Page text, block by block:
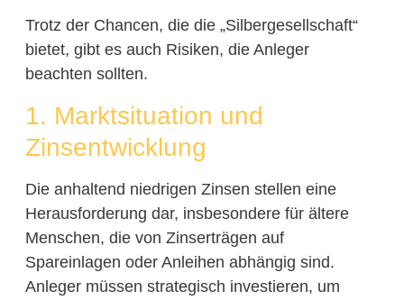
Trotz der Chancen, die die „Silbergesellschaft“
bietet, gibt es auch Risiken, die Anleger
beachten sollten.
1. Marktsituation und
Zinsentwicklung
Die anhaltend niedrigen Zinsen stellen eine
Herausforderung dar, insbesondere für ältere
Menschen, die von Zinserträgen auf
Spareinlagen oder Anleihen abhängig sind.
Anleger müssen strategisch investieren, um